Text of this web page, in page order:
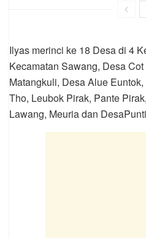
Ilyas merinci ke 18 Desa di 4
Kecamatan Sawang, Desa
Matangkuli, Desa Alue
Tho, Leubok Pirak, Pante
Lawang, Meuria dan